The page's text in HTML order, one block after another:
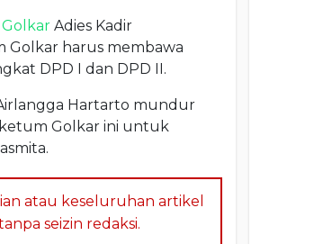
Adies Kadir
Golkar harus membawa
DPD I dan DPD II.
Hartarto mundur
ketum Golkar ini untuk
atau keseluruhan artikel
seizin redaksi.